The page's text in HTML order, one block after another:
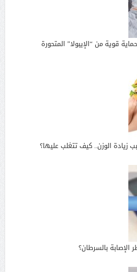
قوية من “الإيبولا” المتحورة
زيادة الوزن.. كيف تتغلب عليها؟
بالسرطان؟